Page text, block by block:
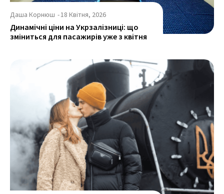
Даша Корнюш -18 Квітня, 2026
Динамічні ціни на Укрзалізниці: що
зміниться для пасажирів уже з квітня